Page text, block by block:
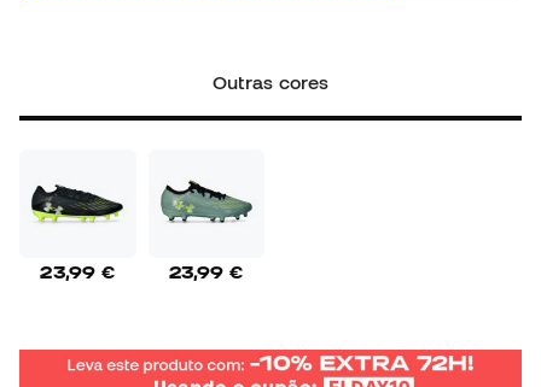
Outras cores
23,99 € 23,99 €